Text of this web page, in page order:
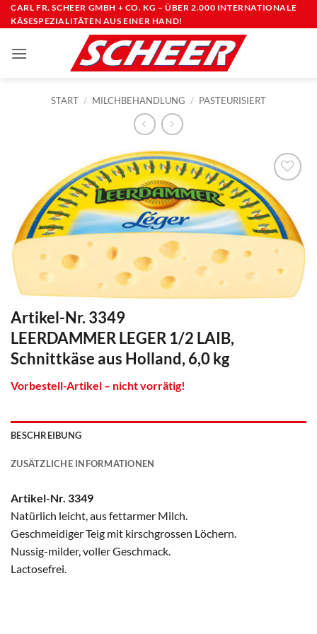
Zum
Inhalt
CARL FR. SCHEER GMBH + CO. KG – ÜBER 2.000 INTERNATIONALE
KÄSESPEZIALITÄTEN AUS EINER HAND!
START / MILCHBEHANDLUNG / PASTEURISIERT
Artikel-Nr. 3349
LEERDAMMER LEGER 1/2 LAIB,
Schnittkäse aus Holland, 6,0 kg
Vorbestell-Artikel – nicht vorrätig!
BESCHREIBUNG
ZUSÄTZLICHE INFORMATIONEN
Artikel-Nr. 3349
Natürlich leicht, aus fettarmer Milch.
Geschmeidiger Teig mit kirschgrossen Löchern.
Nussig-milder, voller Geschmack.
Lactosefrei.